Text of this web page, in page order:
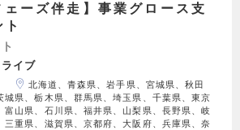
ーズ伴走】事業グロース支
イブ
北海道、青森県、岩手県、宮城県、秋田
城県、栃木県、群馬県、埼玉県、千葉県、東京
富山県、石川県、福井県、山梨県、長野県、岐
三重県、滋賀県、京都府、大阪府、兵庫県、奈